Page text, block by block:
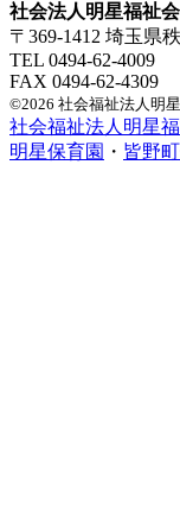
社会法人明星福祉
〒369-1412 埼玉県
TEL 0494-62-4009
FAX 0494-62-4309
©2026 社会福祉法人明
社会福祉法人明星
明星保育園 ・ 皆野